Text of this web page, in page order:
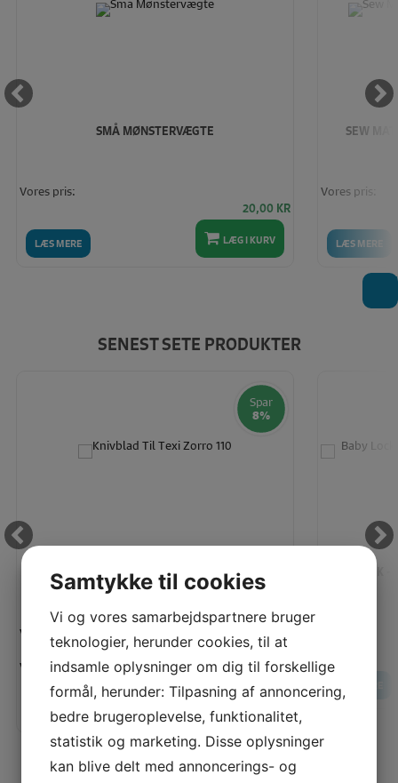
SMÅ MØNSTERVÆGTE
LÆS MERE
Vores pris:
20,00 KR
LÆG I KURV
SEW
LÆS MERE
Vores pris:
SENEST SETE PRODUKTER
Spar
8%
KNIVBLAD TIL TEXI ZORRO 110
LÆS MERE
Vejl. pris:
200,00 KR
Vores pris:
185,00 KR
Samtykke til cookies
Vi og vores samarbejdspartnere bruger
teknologier, herunder cookies, til at
indsamle oplysninger om dig til forskellige
formål, herunder: Tilpasning af annoncering,
bedre brugeroplevelse, funktionalitet,
statistik og marketing. Disse oplysninger
kan blive delt med annoncerings- og